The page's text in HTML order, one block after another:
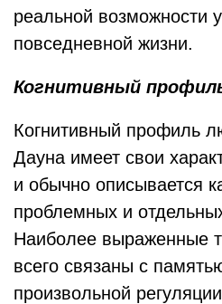
реальной возможности
повседневной жизни.
Когнитивный
Когнитивный профиль
Дауна имеет свои
и обычно описывается
проблемных и
Наиболее выраженные
всего связаны с
произвольной